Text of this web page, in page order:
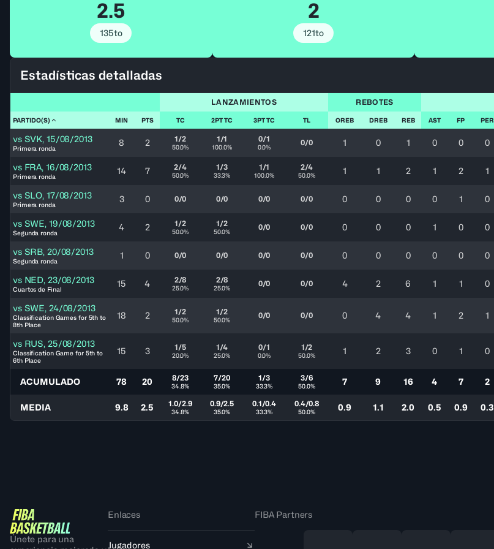
2.5
135to
2
121to
Estadísticas detalladas
LANZAMIENTOS REBOTES
PARTIDO(S) MIN PTS TC 2PT TC 3PT TC TL OREB DREB REB AST FP PER
vs SVK, 15/08/2013
Primera ronda
8 2 1/2
50.0%
1/1
100.0%
0/1
0.0% 0/0 1 0 1 0 0 0
vs FRA, 16/08/2013
Primera ronda
14 7 2/4
50.0%
1/3
33.3%
1/1
100.0%
2/4
50.0% 1 1 2 1 2 1
vs SLO, 17/08/2013
Primera ronda
3 0 0/0 0/0 0/0 0/0 0 0 0 0 1 0
vs SWE, 19/08/2013
Segunda ronda
4 2 1/2
50.0%
1/2
50.0% 0/0 0/0 0 0 0 1 0 0
vs SRB, 20/08/2013
Segunda ronda
1 0 0/0 0/0 0/0 0/0 0 0 0 0 0 0
vs NED, 23/08/2013
Cuartos de Final
15 4 2/8
25.0%
2/8
25.0% 0/0 0/0 4 2 6 1 1 0
vs SWE, 24/08/2013
Classification Games for 5th to
8th Place
18 2 1/2
50.0%
1/2
50.0% 0/0 0/0 0 4 4 1 2 1
vs RUS, 25/08/2013
Classification Game for 5th to
6th Place
15 3 1/5
20.0%
1/4
25.0%
0/1
0.0%
1/2
50.0% 1 2 3 0 1 0
ACUMULADO 78 20 8/23
34.8%
7/20
35.0%
1/3
33.3%
3/6
50.0% 7 9 16 4 7 2
MEDIA 9.8 2.5 1.0/2.9
34.8%
0.9/2.5
35.0%
0.1/0.4
33.3%
0.4/0.8
50.0% 0.9 1.1 2.0 0.5 0.9 0.3
Únete para una
Enlaces
Jugadores
FIBA Partners